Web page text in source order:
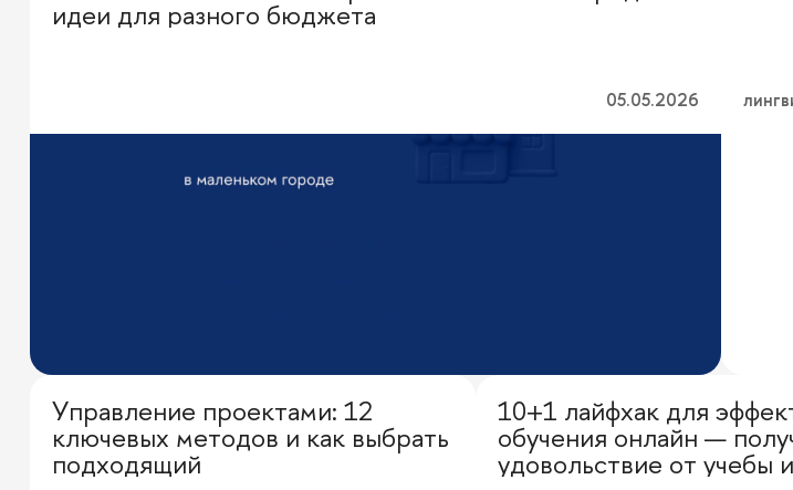
идеи для разного бюджета
05.05.2026
Выбор редакции
Управление проектами: 12
ключевых методов и как выбрать
подходящий
Выбор редакции
10+1 лайфхак для
обучения онлайн —
удовольствие от учебы и